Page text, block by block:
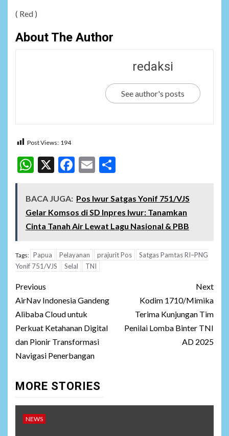
( Red )
About The Author
redaksi
See author's posts
Post Views: 194
WhatsApp
X Facebook
Email
BACA JUGA: Pos Iwur Satgas Yonif 751/VJS
Gelar Komsos di SD Inpres Iwur: Tanamkan
Cinta Tanah Air Lewat Lagu Nasional & PBB
Tags: Papua Pelayanan prajurit Pos
Satgas Pamtas RI–PNG
Yonif 751/VJS
Selal TNI
Post
navigation
Previous
AirNav Indonesia Gandeng
Alibaba Cloud untuk
Perkuat Ketahanan Digital
dan Pionir Transformasi
Navigasi Penerbangan
Next
Kodim 1710/Mimika
Terima Kunjungan Tim
Penilai Lomba Binter TNI
AD 2025
MORE STORIES
NEWS